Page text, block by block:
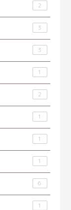
2
3
3
1
2
1
1
1
6
1